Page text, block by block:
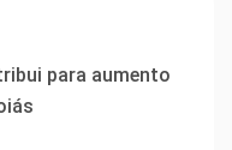
para aumento